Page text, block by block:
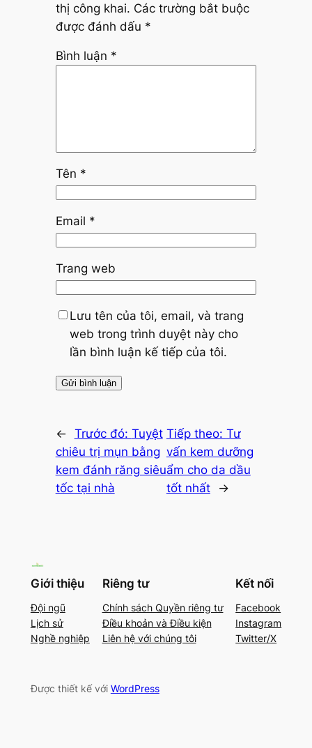
thị công khai. Các trường bắt buộc
được đánh dấu *
Bình luận *
Tên *
Email *
Trang web
Lưu tên của tôi, email, và trang
web trong trình duyệt này cho
lần bình luận kế tiếp của tôi.
← Trước đó: Tuyệt
chiêu trị mụn bằng
kem đánh răng siêu
tốc tại nhà
Tiếp theo: Tư
vấn kem dưỡng
ẩm cho da dầu
tốt nhất
→
Giới thiệu
Đội ngũ
Lịch sử
Nghề nghiệp
Riêng tư
Chính sách Quyền riêng tư
Điều khoản và Điều kiện
Liên hệ với chúng tôi
Kết nối
Facebook
Instagram
Twitter/X
Được thiết kế với WordPress